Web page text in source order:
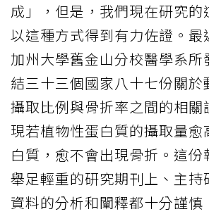
成」，但是，我們現在研究的
以這種方式得到有力佐證。最
加州大學舊金山分校醫學系所
結三十三個國家八十七份關於
攝取比例與骨折率之間的相關
現若植物性蛋白質的攝取量愈
白質，愈不會出現骨折。這份
舉足輕重的研究期刊上、主持
資料的分析和闡釋都十分謹慎